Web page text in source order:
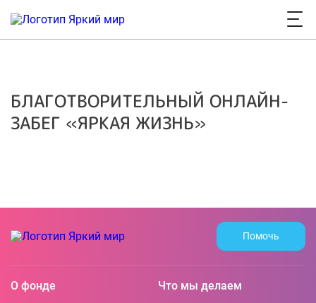
БЛАГОТВОРИТЕЛЬНЫЙ ОНЛАЙН-
ЗАБЕГ «ЯРКАЯ ЖИЗНЬ»
Помочь
О фонде Что мы делаем